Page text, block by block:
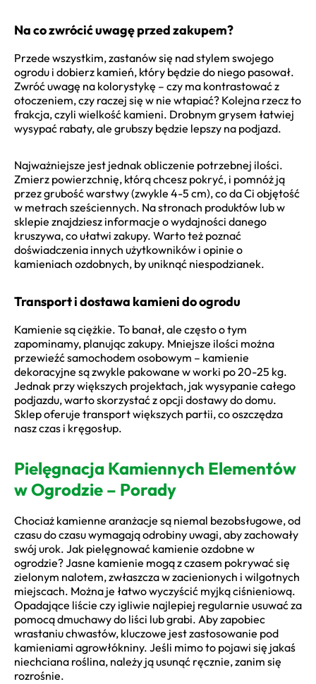
Na co zwrócić uwagę przed zakupem?
Przede wszystkim, zastanów się nad stylem swojego
ogrodu i dobierz kamień, który będzie do niego pasował.
Zwróć uwagę na kolorystykę – czy ma kontrastować z
otoczeniem, czy raczej się w nie wtapiać? Kolejna rzecz to
frakcja, czyli wielkość kamieni. Drobnym grysem łatwiej
wysypać rabaty, ale grubszy będzie lepszy na podjazd.
Najważniejsze jest jednak obliczenie potrzebnej ilości.
Zmierz powierzchnię, którą chcesz pokryć, i pomnóż ją
przez grubość warstwy (zwykle 4-5 cm), co da Ci objętość
w metrach sześciennych. Na stronach produktów lub w
sklepie znajdziesz informacje o wydajności danego
kruszywa, co ułatwi zakupy. Warto też poznać
doświadczenia innych użytkowników i opinie o
kamieniach ozdobnych, by uniknąć niespodzianek.
Transport i dostawa kamieni do ogrodu
Kamienie są ciężkie. To banał, ale często o tym
zapominamy, planując zakupy. Mniejsze ilości można
przewieźć samochodem osobowym – kamienie
dekoracyjne są zwykle pakowane w worki po 20-25 kg.
Jednak przy większych projektach, jak wysypanie całego
podjazdu, warto skorzystać z opcji dostawy do domu.
Sklep oferuje transport większych partii, co oszczędza
nasz czas i kręgosłup.
Pielęgnacja Kamiennych Elementów
w Ogrodzie – Porady
Chociaż kamienne aranżacje są niemal bezobsługowe, od
czasu do czasu wymagają odrobiny uwagi, aby zachowały
swój urok. Jak pielęgnować kamienie ozdobne w
ogrodzie? Jasne kamienie mogą z czasem pokrywać się
zielonym nalotem, zwłaszcza w zacienionych i wilgotnych
miejscach. Można je łatwo wyczyścić myjką ciśnieniową.
Opadające liście czy igliwie najlepiej regularnie usuwać za
pomocą dmuchawy do liści lub grabi. Aby zapobiec
wrastaniu chwastów, kluczowe jest zastosowanie pod
kamieniami agrowłókniny. Jeśli mimo to pojawi się jakaś
niechciana roślina, należy ją usunąć ręcznie, zanim się
rozrośnie.